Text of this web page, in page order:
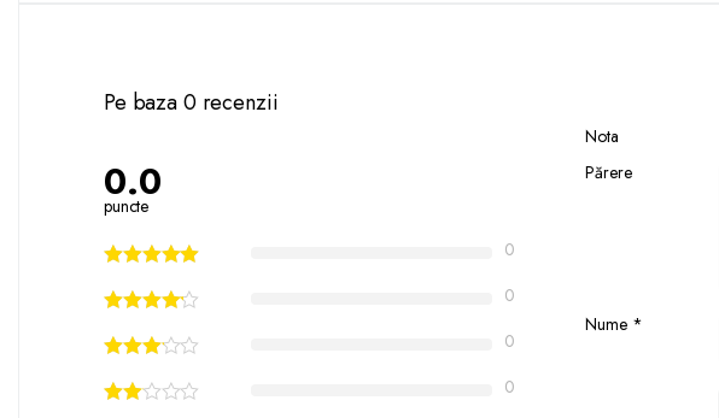
Pe baza 0 recenzii
0.0
puncte
0
0
0
0
Nota
Părere
Nume *